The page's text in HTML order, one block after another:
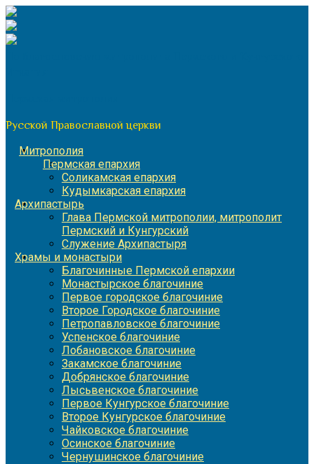
Перейти
к
содержимому
Русской Православной церкви
Митрополия
Пермская епархия
Соликамская епархия
Кудымкарская епархия
Архипастырь
Глава Пермской митрополии, митрополит
Пермский и Кунгурский
Служение Архипастыря
Храмы и монастыри
Благочинные Пермской епархии
Монастырское благочиние
Первое городское благочиние
Второе Городское благочиние
Петропавловское благочиние
Успенское благочиние
Лобановское благочиние
Закамское благочиние
Добрянское благочиние
Лысьвенское благочиние
Первое Кунгурское благочиние
Второе Кунгурское благочиние
Чайковское благочиние
Осинское благочиние
Чернушинское благочиние